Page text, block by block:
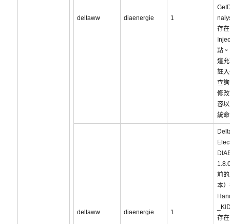
deltaww diaenergie 1
存
點。
這
註
查
修
容
統
deltaww diaenergie 1
前
本
存